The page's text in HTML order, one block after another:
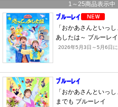
1 ～ 25商品表示中
「おかあさんといっ
あしたは～ ブルーレイ
2026年5月3日～5月6日に
「おかあさんといっ
までも ブルーレイ